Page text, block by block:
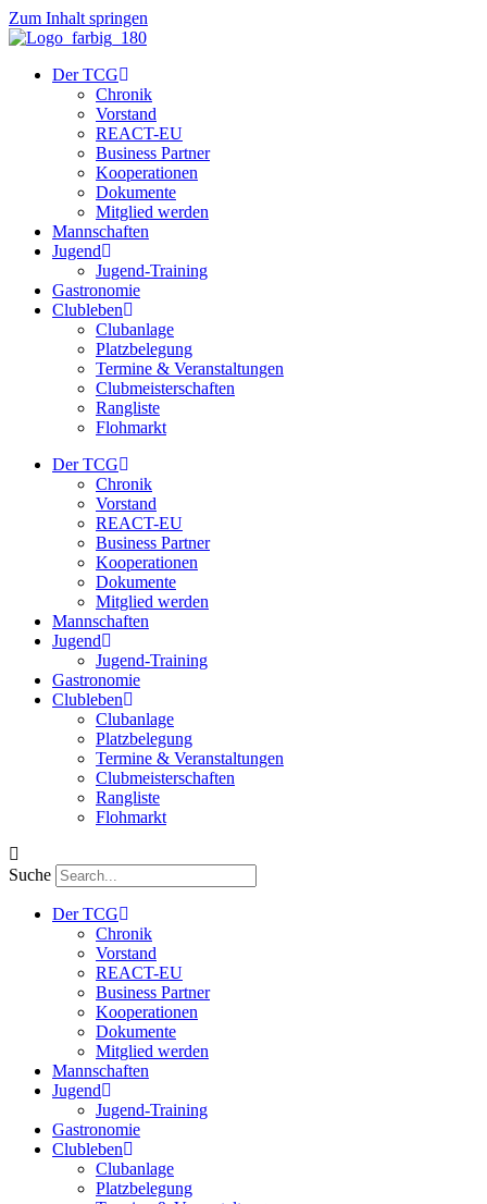
Zum Inhalt springen
Der TCG
Chronik
Vorstand
REACT-EU
Business Partner
Kooperationen
Dokumente
Mitglied werden
Mannschaften
Jugend
Jugend-Training
Gastronomie
Clubleben
Clubanlage
Platzbelegung
Termine & Veranstaltungen
Clubmeisterschaften
Rangliste
Flohmarkt
Der TCG
Chronik
Vorstand
REACT-EU
Business Partner
Kooperationen
Dokumente
Mitglied werden
Mannschaften
Jugend
Jugend-Training
Gastronomie
Clubleben
Clubanlage
Platzbelegung
Termine & Veranstaltungen
Clubmeisterschaften
Rangliste
Flohmarkt
Suche
Der TCG
Chronik
Vorstand
REACT-EU
Business Partner
Kooperationen
Dokumente
Mitglied werden
Mannschaften
Jugend
Jugend-Training
Gastronomie
Clubleben
Clubanlage
Platzbelegung